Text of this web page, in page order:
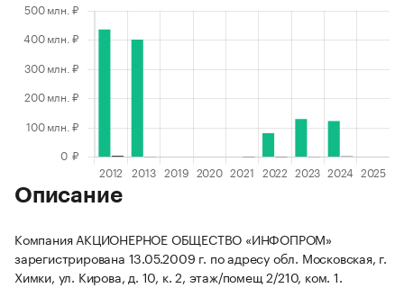
Описание
Компания АКЦИОНЕРНОЕ ОБЩЕСТВО «ИНФОПРОМ»
зарегистрирована 13.05.2009 г. по адресу обл. Московская, г.
Химки, ул. Кирова, д. 10, к. 2, этаж/помещ 2/210, ком. 1.